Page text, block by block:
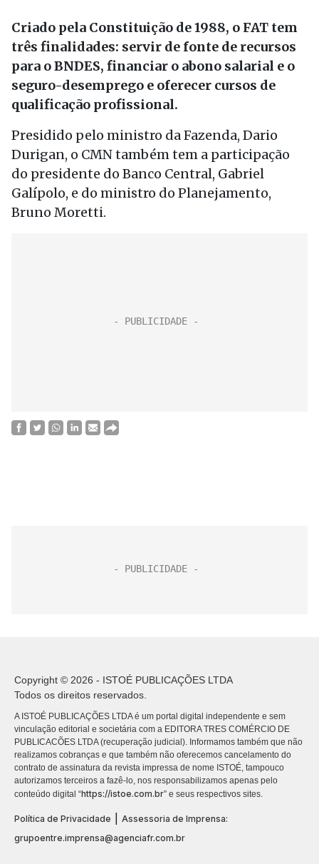
Criado pela Constituição de 1988, o FAT tem
três finalidades: servir de fonte de recursos
para o BNDES, financiar o abono salarial e o
seguro-desemprego e oferecer cursos de
qualificação profissional.
Presidido pelo ministro da Fazenda, Dario
Durigan, o CMN também tem a participação
do presidente do Banco Central, Gabriel
Galípolo, e do ministro do Planejamento,
Bruno Moretti.
Copyright © 2026 - ISTOÉ PUBLICAÇÕES LTDA
Todos os direitos reservados.
A ISTOÉ PUBLICAÇÕES LTDA é um portal digital independente e sem
vinculação editorial e societária com a EDITORA TRES COMÉRCIO DE
PUBLICACÕES LTDA (recuperação judicial). Informamos também que não
realizamos cobranças e que também não oferecemos cancelamento do
contrato de assinatura da revista impressa de nome ISTOÉ, tampouco
autorizamos terceiros a fazê-lo, nos responsabilizamos apenas pelo
conteúdo digital “https://istoe.com.br” e seus respectivos sites.
Política de Privacidade
Assessoria de Imprensa:
grupoentre.imprensa@agenciafr.com.br